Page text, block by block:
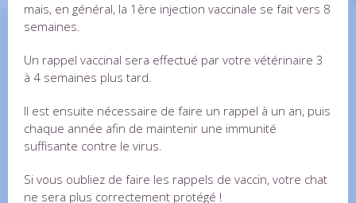
mais, en général, la 1ère injection vaccinale se fait vers 8
semaines.
Un rappel vaccinal sera effectué par votre vétérinaire 3
à 4 semaines plus tard.
Il est ensuite nécessaire de faire un rappel à un an, puis
chaque année afin de maintenir une immunité
suffisante contre le virus.
Si vous oubliez de faire les rappels de vaccin, votre chat
ne sera plus correctement protégé !